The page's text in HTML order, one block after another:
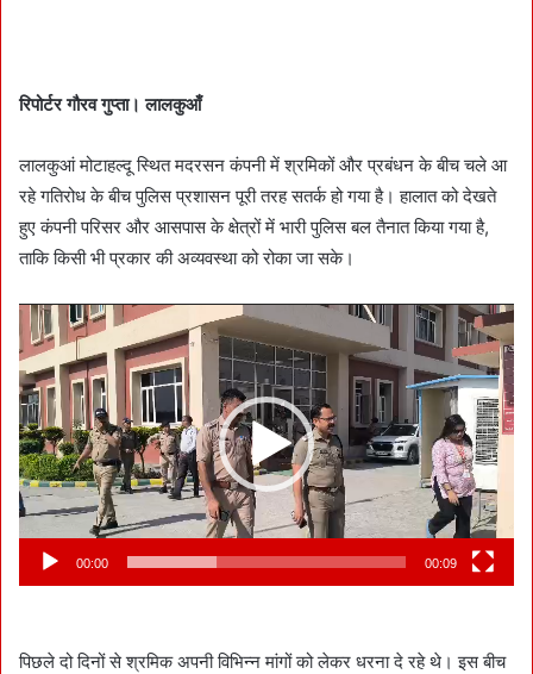
रिपोर्टर गौरव गुप्ता। लालकुआँ
लालकुआं मोटाहल्दू स्थित मदरसन कंपनी में श्रमिकों और प्रबंधन के बीच चले आ
रहे गतिरोध के बीच पुलिस प्रशासन पूरी तरह सतर्क हो गया है। हालात को देखते
हुए कंपनी परिसर और आसपास के क्षेत्रों में भारी पुलिस बल तैनात किया गया है,
ताकि किसी भी प्रकार की अव्यवस्था को रोका जा सके।
Video
Player
00:00 00:09
पिछले दो दिनों से श्रमिक अपनी विभिन्न मांगों को लेकर धरना दे रहे थे। इस बीच